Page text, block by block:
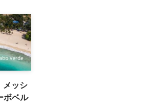
メッシ
ボベル